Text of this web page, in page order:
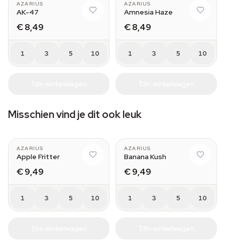
AZARIUS
AK-47
€ 8,49
1 3 5 10
AZARIUS
Amnesia Haze
€ 8,49
1 3 5 10
Misschien vind je dit ook leuk
AZARIUS
Apple Fritter
€ 9,49
1 3 5 10
AZARIUS
Banana Kush
€ 9,49
1 3 5 10